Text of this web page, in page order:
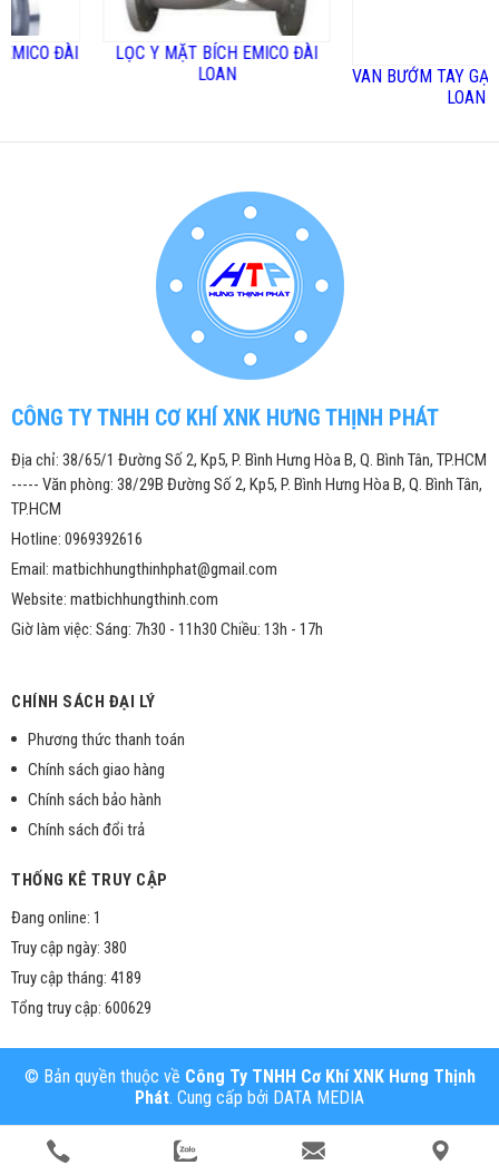
ĐÀI
LỌC Y MẶT BÍCH EMICO ĐÀI
VAN BƯỚM TAY GẠT
LOAN
CÔNG TY TNHH CƠ KHÍ XNK HƯNG THỊNH PHÁT
Địa chỉ: 38/65/1 Đường Số 2, Kp5, P. Bình Hưng Hòa B, Q. Bình Tân, TP.HCM
----- Văn phòng: 38/29B Đường Số 2, Kp5, P. Bình Hưng Hòa B, Q. Bình Tân,
TP.HCM
Hotline: 0969392616
Email: matbichhungthinhphat@gmail.com
Website: matbichhungthinh.com
Giờ làm việc: Sáng: 7h30 - 11h30 Chiều: 13h - 17h
CHÍNH SÁCH ĐẠI LÝ
Phương thức thanh toán
Chính sách giao hàng
Chính sách bảo hành
Chính sách đổi trả
THỐNG KÊ TRUY CẬP
Đang online: 1
Truy cập ngày: 380
Truy cập tháng: 4189
Tổng truy cập: 600629
© Bản quyền thuộc về Công Ty TNHH Cơ Khí XNK Hưng Thịnh
Phát. Cung cấp bởi DATA MEDIA